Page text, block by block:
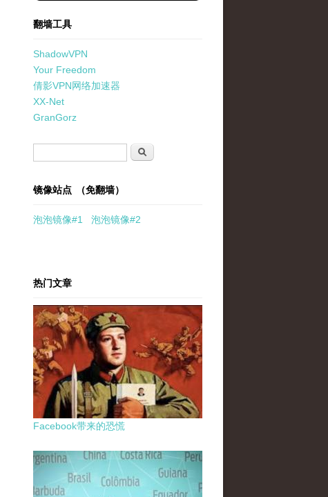
翻墙工具
ShadowVPN
Your Freedom
倩影VPN网络加速器
XX-Net
GranGorz
搜索
镜像站点 （免翻墙）
泡泡镜像#1 泡泡镜像#2
热门文章
Facebook带来的恐慌